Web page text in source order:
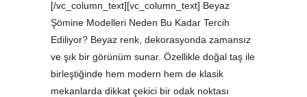
[/vc_column_text][vc_column_text] Beyaz
Şömine Modelleri Neden Bu Kadar Tercih
Ediliyor? Beyaz renk, dekorasyonda zamansız
ve şık bir görünüm sunar. Özellikle doğal taş ile
birleştiğinde hem modern hem de klasik
mekanlarda dikkat çekici bir odak noktası